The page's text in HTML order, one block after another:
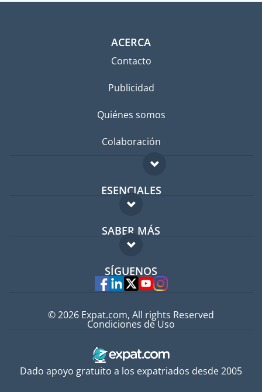
ACERCA
Contacto
Publicidad
Quiénes somos
Colaboración
ESENCIALES
Foro para expatriados
Guía para expatriados
Trabajos en el extranjero
SABER MÁS
FAQ
Expertos
SÍGUENOS
Dado apoyo gratuito a los expatriados desde 2005
© 2026 Expat.com, All rights Reserved
Condiciones de Uso